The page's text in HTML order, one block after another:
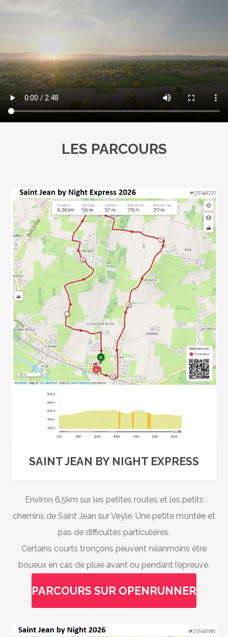
LES PARCOURS
SAINT JEAN BY NIGHT EXPRESS
Environ 6,5km sur les petites routes et les petits
chemins de Saint Jean sur Veyle. Une petite montée et
pas de difficultés particulières.
Certains courts tronçons peuvent néanmoins être
boueux en cas de pluie avant ou pendant l’épreuve.
PARCOURS SUR OPENRUNNER